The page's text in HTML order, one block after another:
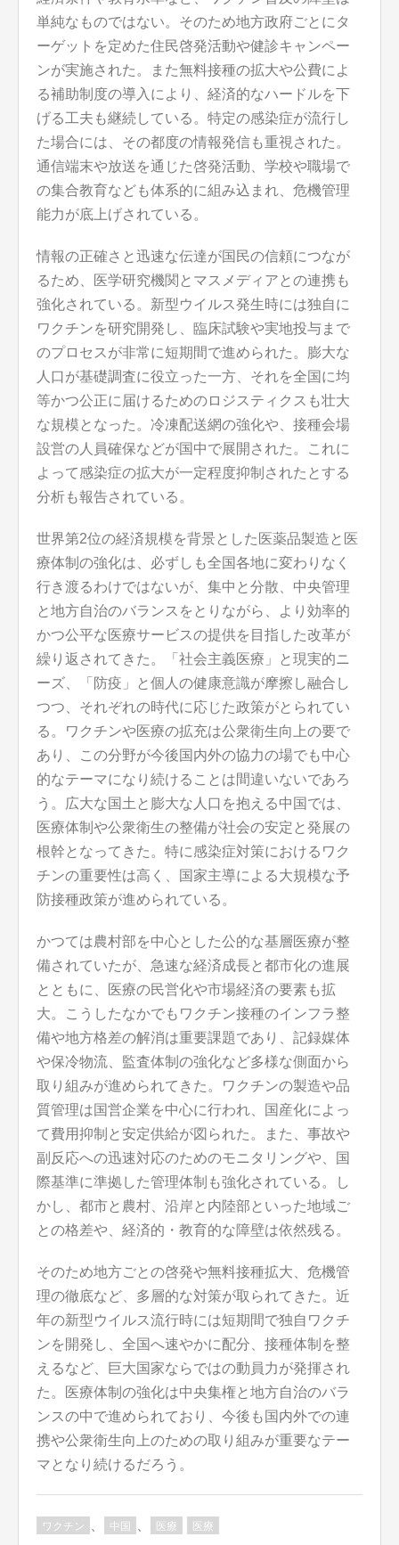
単純なものではない。そのため地方政府ごとにタ
ーゲットを定めた住民啓発活動や健診キャンペー
ンが実施された。また無料接種の拡大や公費によ
る補助制度の導入により、経済的なハードルを下
げる工夫も継続している。特定の感染症が流行し
た場合には、その都度の情報発信も重視された。
通信端末や放送を通じた啓発活動、学校や職場で
の集合教育なども体系的に組み込まれ、危機管理
能力が底上げされている。
情報の正確さと迅速な伝達が国民の信頼につなが
るため、医学研究機関とマスメディアとの連携も
強化されている。新型ウイルス発生時には独自に
ワクチンを研究開発し、臨床試験や実地投与まで
のプロセスが非常に短期間で進められた。膨大な
人口が基礎調査に役立った一方、それを全国に均
等かつ公正に届けるためのロジスティクスも壮大
な規模となった。冷凍配送網の強化や、接種会場
設営の人員確保などが国中で展開された。これに
よって感染症の拡大が一定程度抑制されたとする
分析も報告されている。
世界第2位の経済規模を背景とした医薬品製造と医
療体制の強化は、必ずしも全国各地に変わりなく
行き渡るわけではないが、集中と分散、中央管理
と地方自治のバランスをとりながら、より効率的
かつ公平な医療サービスの提供を目指した改革が
繰り返されてきた。「社会主義医療」と現実的ニ
ーズ、「防疫」と個人の健康意識が摩擦し融合し
つつ、それぞれの時代に応じた政策がとられてい
る。ワクチンや医療の拡充は公衆衛生向上の要で
あり、この分野が今後国内外の協力の場でも中心
的なテーマになり続けることは間違いないであろ
う。広大な国土と膨大な人口を抱える中国では、
医療体制や公衆衛生の整備が社会の安定と発展の
根幹となってきた。特に感染症対策におけるワク
チンの重要性は高く、国家主導による大規模な予
防接種政策が進められている。
かつては農村部を中心とした公的な基層医療が整
備されていたが、急速な経済成長と都市化の進展
とともに、医療の民営化や市場経済の要素も拡
大。こうしたなかでもワクチン接種のインフラ整
備や地方格差の解消は重要課題であり、記録媒体
や保冷物流、監査体制の強化など多様な側面から
取り組みが進められてきた。ワクチンの製造や品
質管理は国営企業を中心に行われ、国産化によっ
て費用抑制と安定供給が図られた。また、事故や
副反応への迅速対応のためのモニタリングや、国
際基準に準拠した管理体制も強化されている。し
かし、都市と農村、沿岸と内陸部といった地域ご
との格差や、経済的・教育的な障壁は依然残る。
そのため地方ごとの啓発や無料接種拡大、危機管
理の徹底など、多層的な対策が取られてきた。近
年の新型ウイルス流行時には短期間で独自ワクチ
ンを開発し、全国へ速やかに配分、接種体制を整
えるなど、巨大国家ならではの動員力が発揮され
た。医療体制の強化は中央集権と地方自治のバラ
ンスの中で進められており、今後も国内外での連
携や公衆衛生向上のための取り組みが重要なテー
マとなり続けるだろう。
ワクチン 中国 医療 医療